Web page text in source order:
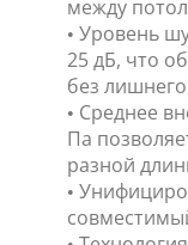
между
• Уровень
25 дБ, что
без
• Среднее
Па
разной
•